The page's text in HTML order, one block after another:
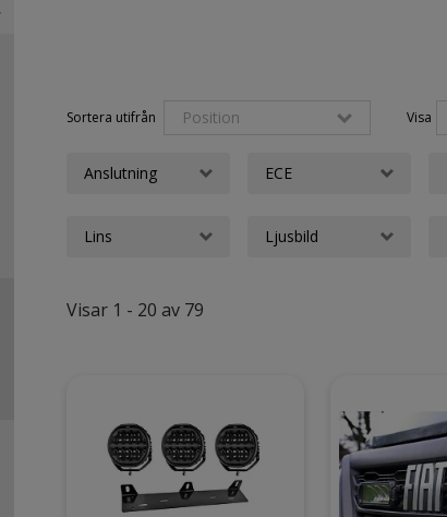
Sortera utifrån Position Visa
Anslutning ECE
Lins Ljusbild
Visar 1 - 20 av 79